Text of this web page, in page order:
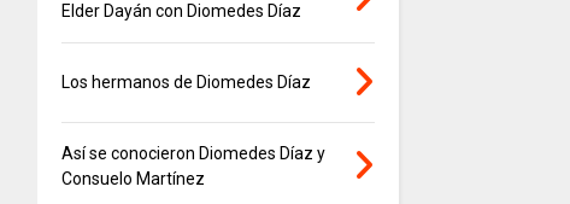
Elder Dayán con Diomedes Díaz
Los hermanos de Diomedes Díaz
Así se conocieron Diomedes Díaz y
Consuelo Martínez